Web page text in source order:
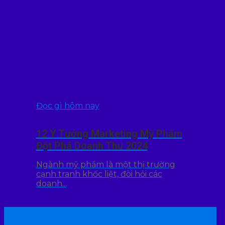
Đọc gì hôm nay
12 Ý Tưởng Marketing Mỹ Phẩm
Đột Phá Doanh Thu 2024
Ngành mỹ phẩm là một thị trường
cạnh tranh khốc liệt, đòi hỏi các
doanh...